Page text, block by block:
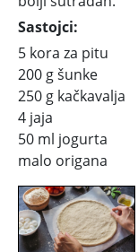
Sastojci:
5 kora za pitu
200 g šunke
250 g kačkavalja
4 jaja
50 ml jogurta
malo origana